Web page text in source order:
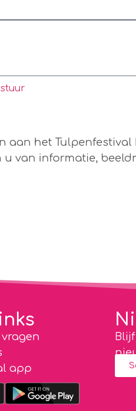
aan het
u van informatie,
app